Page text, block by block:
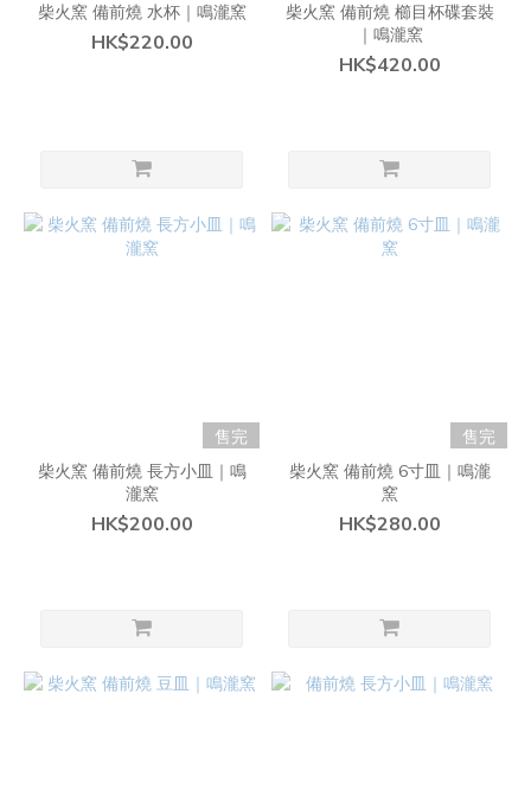
柴火窯 備前燒 水杯｜鳴瀧窯
HK$220.00
柴火窯 備前燒 櫛目杯碟套裝
｜鳴瀧窯
HK$420.00
售完
柴火窯 備前燒 長方小皿｜鳴
瀧窯
HK$200.00
售完
柴火窯 備前燒 6寸皿｜鳴瀧
窯
HK$280.00